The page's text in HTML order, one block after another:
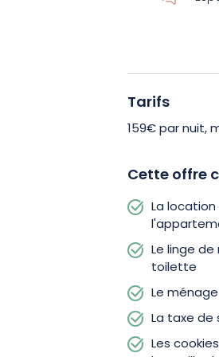
authentiques
un espace de
baby-foot,
brocante pour
singes,
N’attendez
coeur de la
Tarifs
159€ par nuit,
Cette offre
La
Le linge
toilette
Le
La taxe de
Les